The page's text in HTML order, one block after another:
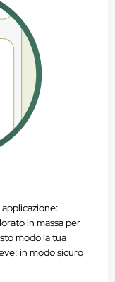
in massa per
modo la tua
in modo sicuro